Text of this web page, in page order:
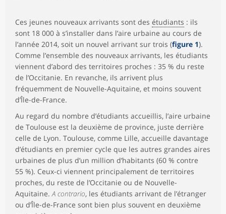
Ces jeunes nouveaux arrivants sont des étudiants : ils
sont 18 000 à s’installer dans l’aire urbaine au cours de
l’année 2014, soit un nouvel arrivant sur trois (figure 1).
Comme l’ensemble des nouveaux arrivants, les étudiants
viennent d’abord des territoires proches : 35 % du reste
de l’Occitanie. En revanche, ils arrivent plus
fréquemment de Nouvelle-Aquitaine, et moins souvent
d’Île-de-France.
Au regard du nombre d’étudiants accueillis, l’aire urbaine
de Toulouse est la deuxième de province, juste derrière
celle de Lyon. Toulouse, comme Lille, accueille davantage
d’étudiants en premier cycle que les autres grandes aires
urbaines de plus d’un million d’habitants (60 % contre
55 %). Ceux-ci viennent principalement de territoires
proches, du reste de l’Occitanie ou de Nouvelle-
Aquitaine.A contrario, les étudiants arrivant de l’étranger
ou d’Île-de-France sont bien plus souvent en deuxième